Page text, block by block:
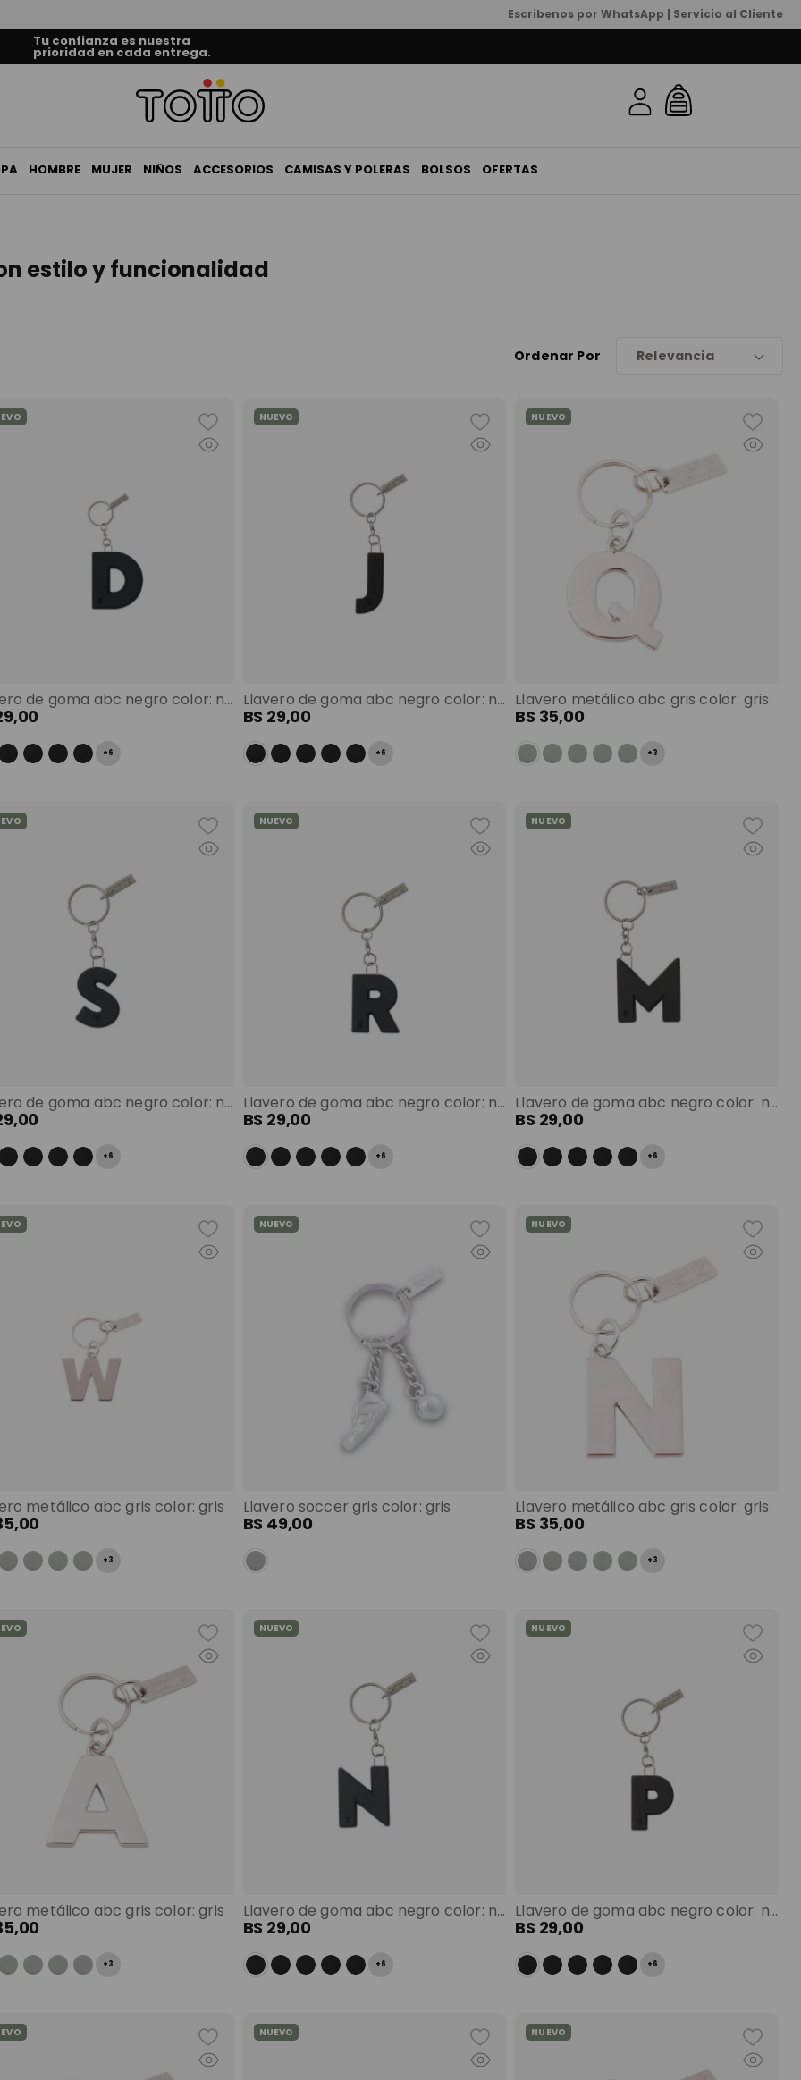
Escribenos por WhatsApp | Servicio al Cliente
Tu confianza es nuestra
prioridad en cada entrega.
HOMBRE MUJER NIÑOS ACCESORIOS CAMISAS Y POLERAS BOLSOS OFERTAS
estilo y funcionalidad
Ordenar Por Relevancia
Llavero de goma abc negro color: negro
,00
+6
Llavero de goma abc negro color: negro
NUEVO
BS 29,00
+6
Llavero metálico abc gris color: gris
NUEVO
BS 35,00
+3
Llavero de goma abc negro color: negro
,00
+6
Llavero de goma abc negro color: negro
NUEVO
BS 29,00
+6
Llavero de goma abc negro color: negro
NUEVO
BS 29,00
+6
metálico abc gris color: gris
,00
+3
Llavero soccer gris color: gris
NUEVO
BS 49,00
Llavero metálico abc gris color: gris
NUEVO
BS 35,00
+3
metálico abc gris color: gris
,00
+3
Llavero de goma abc negro color: negro
NUEVO
BS 29,00
+6
Llavero de goma abc negro color: negro
NUEVO
BS 29,00
+6
NUEVO NUEVO